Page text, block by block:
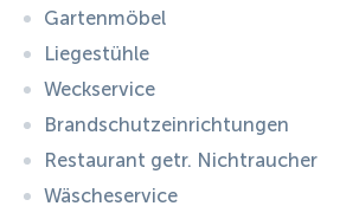
Gartenmöbel
Liegestühle
Weckservice
Brandschutzeinrichtungen
Restaurant getr. Nichtraucher
Wäscheservice